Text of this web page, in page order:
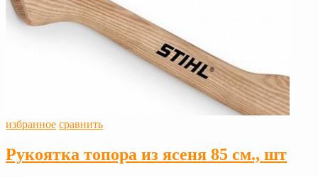
избранное сравнить
Рукоятка топора из ясеня 85 см., шт